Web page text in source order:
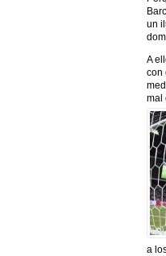
un
A
con
mal
a